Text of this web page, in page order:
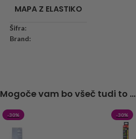
MAPA Z ELASTIKO
Šifra:
Brand:
Mogoče vam bo všeč tudi to ...
-30% -30%